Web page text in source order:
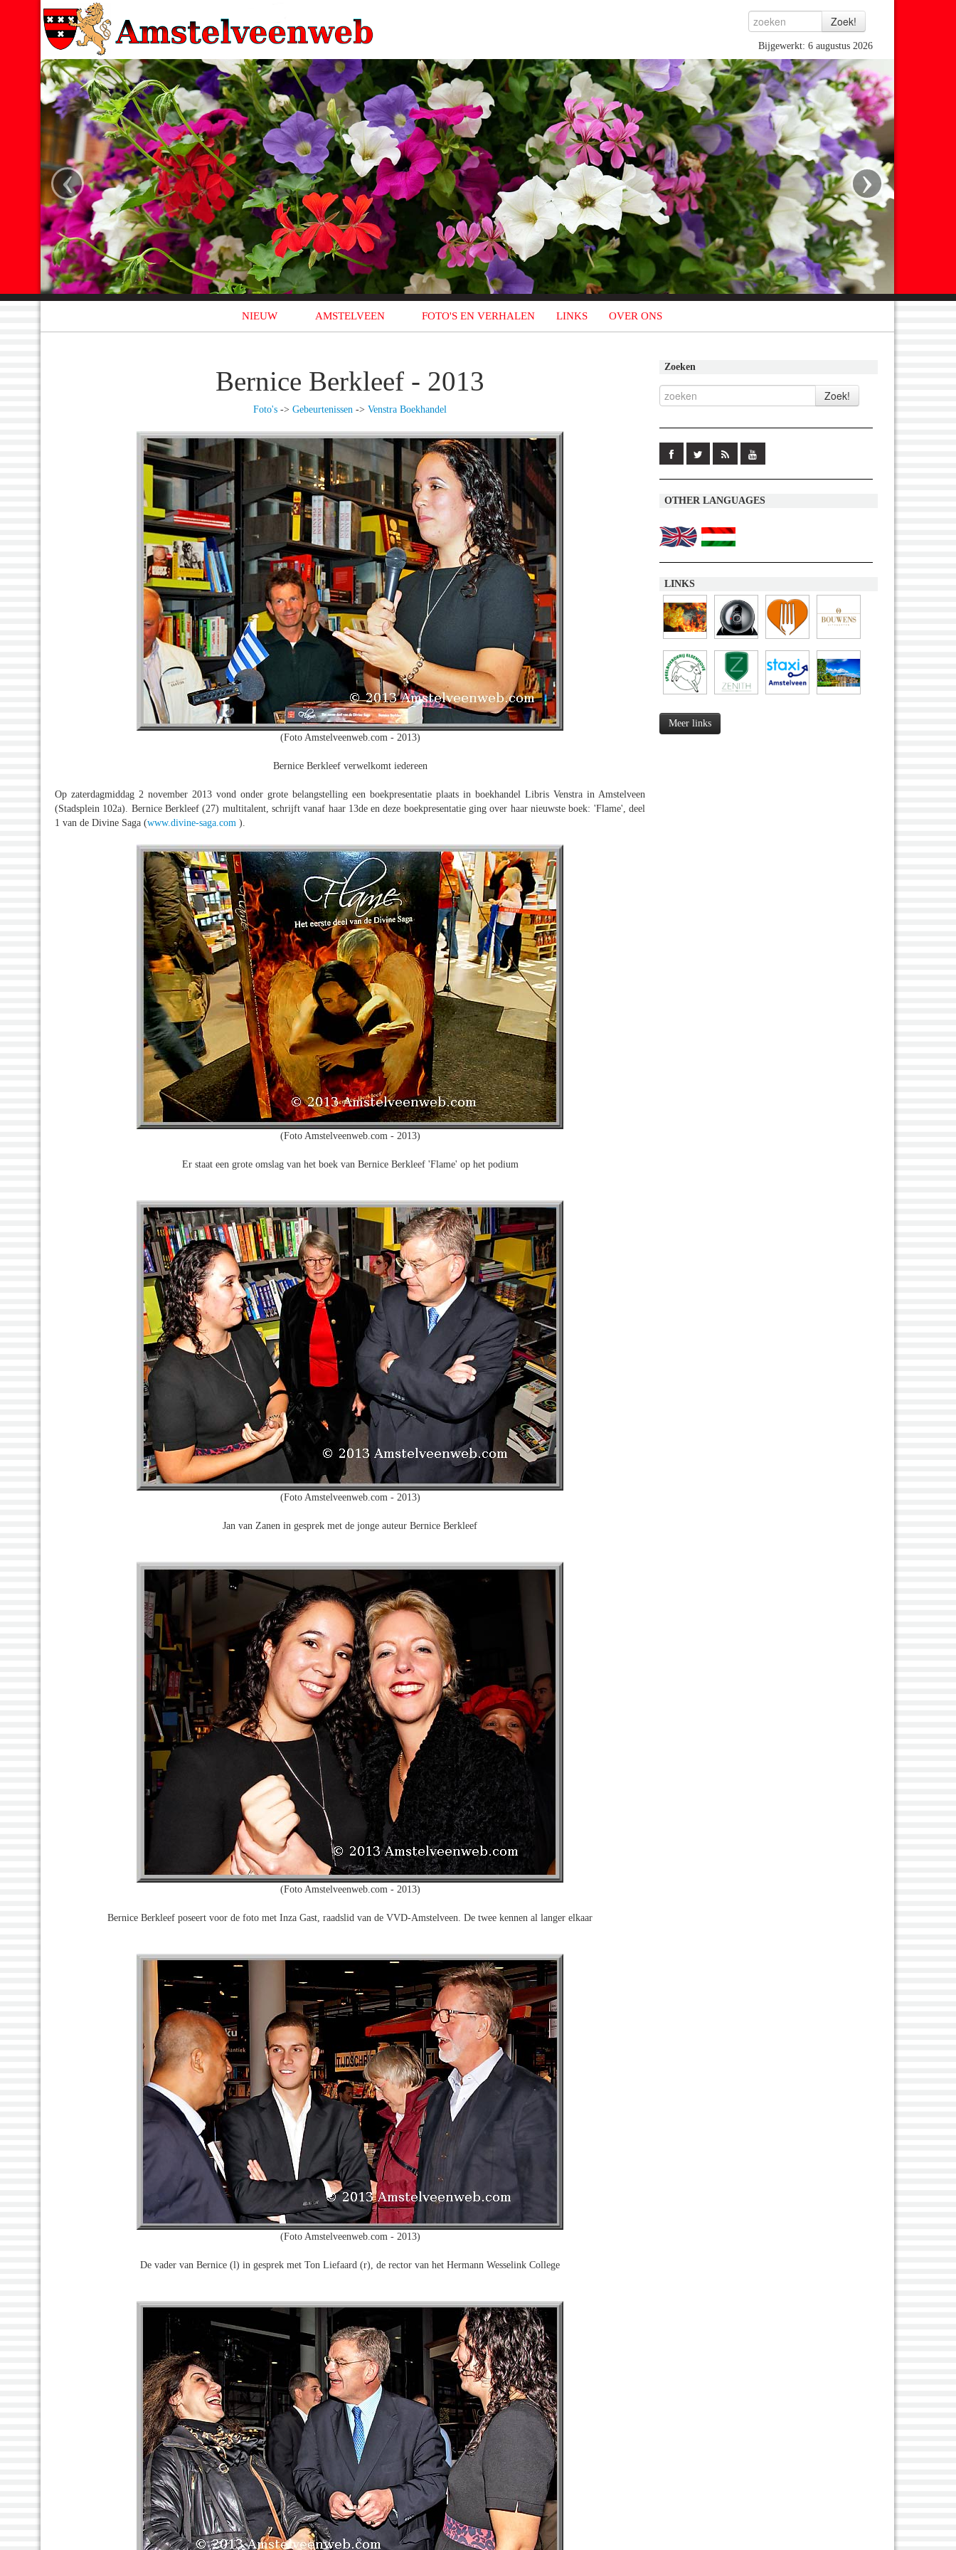
Bijgewerkt: 6 augustus 2026
‹ ›
NIEUW AMSTELVEEN FOTO'S EN VERHALEN LINKS OVER ONS
Bernice Berkleef - 2013
Foto's -> Gebeurtenissen -> Venstra Boekhandel
(Foto Amstelveenweb.com - 2013)
Bernice Berkleef verwelkomt iedereen
Op zaterdagmiddag 2 november 2013 vond onder grote belangstelling een boekpresentatie plaats in boekhandel Libris Venstra in Amstelveen
(Stadsplein 102a). Bernice Berkleef (27) multitalent, schrijft vanaf haar 13de en deze boekpresentatie ging over haar nieuwste boek: 'Flame', deel
1 van de Divine Saga (www.divine-saga.com ).
(Foto Amstelveenweb.com - 2013)
Er staat een grote omslag van het boek van Bernice Berkleef 'Flame' op het podium
(Foto Amstelveenweb.com - 2013)
Jan van Zanen in gesprek met de jonge auteur Bernice Berkleef
(Foto Amstelveenweb.com - 2013)
Bernice Berkleef poseert voor de foto met Inza Gast, raadslid van de VVD-Amstelveen. De twee kennen al langer elkaar
(Foto Amstelveenweb.com - 2013)
De vader van Bernice (l) in gesprek met Ton Liefaard (r), de rector van het Hermann Wesselink College
Zoeken
OTHER LANGUAGES
LINKS
Meer links